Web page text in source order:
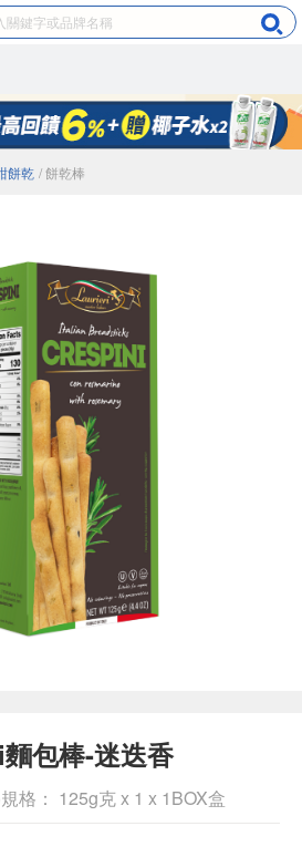
餅乾 / 餅乾棒
包棒-迷迭香
格： 125g克 x 1 x 1BOX盒